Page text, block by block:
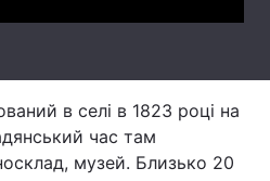
Думки
Вакансії
в селі в 1823 році на
час там
музей. Близько 20